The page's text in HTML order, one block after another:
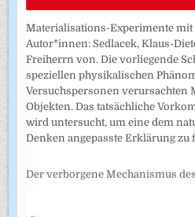
Materialisations-Experimente
Autor*innen: Sedlacek, Klaus-
Freiherrn von. Die vorliegende
speziellen physikalischen
Versuchspersonen verursachten
Objekten. Das tatsächliche
wird untersucht, um eine dem
Denken angepasste Erklärung zu
Der verborgene Mechanismus